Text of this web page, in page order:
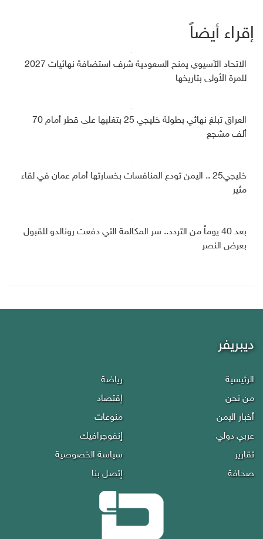
إقراء أيضاً
الاتحاد الآسيوي يمنح السعودية شرف استضافة نهائيات 2027
للمرة الأولى بتاريخها
العراق تبلغ نهائي بطولة خليجي 25 بتغلبها على قطر أمام 70
ألف مشجع
خليجي25 .. اليمن تودع المنافسات بخسارتها أمام عمان في لقاء
مثير
بعد 40 يوماً من التردد.. سر المكالمة التي دفعت رونالدو للقبول
بعرض النصر
ديبريفر
الرئيسية
من نحن
أخبار اليمن
عربي دولي
تقارير
صحافة
رياضة
إقتصاد
منوعات
إنفوجرافيك
سياسة الخصوصية
إتصل بنا